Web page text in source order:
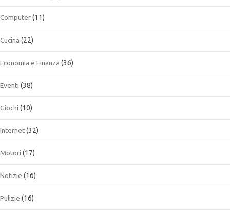
Computer(11)
Cucina (22)
Economia e Finanza (36)
Eventi (38)
Giochi (10)
Internet(32)
Motori (17)
Notizie (16)
Pulizie (16)